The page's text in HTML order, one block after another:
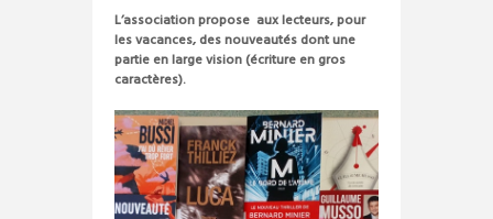
L’association propose aux lecteurs, pour
les vacances, des nouveautés dont une
partie en large vision (écriture en gros
caractères).